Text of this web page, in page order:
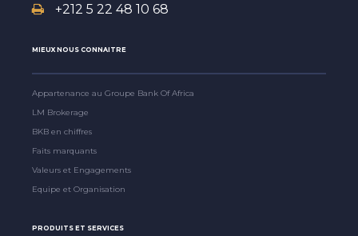
+212 5 22 48 10 68
MIEUX NOUS CONNAITRE
Appartenance au Groupe Bank Of Africa
LM Brokerage
BKB en chiffres
Faits marquants
Valeurs et Engagements
Equipe et Organisation
PRODUITS ET SERVICES